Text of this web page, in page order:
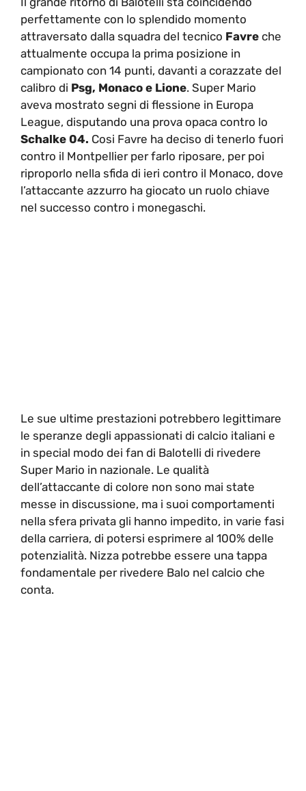
perfettamente con lo splendido momento
attraversato dalla squadra del tecnico Favre che
attualmente occupa la prima posizione in
campionato con 14 punti, davanti a corazzate del
calibro di Psg, Monaco e Lione. Super Mario
aveva mostrato segni di flessione in Europa
League, disputando una prova opaca contro lo
Schalke 04. Cosi Favre ha deciso di tenerlo fuori
contro il Montpellier per farlo riposare, per poi
riproporlo nella sfida di ieri contro il Monaco, dove
l’attaccante azzurro ha giocato un ruolo chiave
nel successo contro i monegaschi.
Le sue ultime prestazioni potrebbero legittimare
le speranze degli appassionati di calcio italiani e
in special modo dei fan di Balotelli di rivedere
Super Mario in nazionale. Le qualità
dell’attaccante di colore non sono mai state
messe in discussione, ma i suoi comportamenti
nella sfera privata gli hanno impedito, in varie fasi
della carriera, di potersi esprimere al 100% delle
potenzialità. Nizza potrebbe essere una tappa
fondamentale per rivedere Balo nel calcio che
conta.